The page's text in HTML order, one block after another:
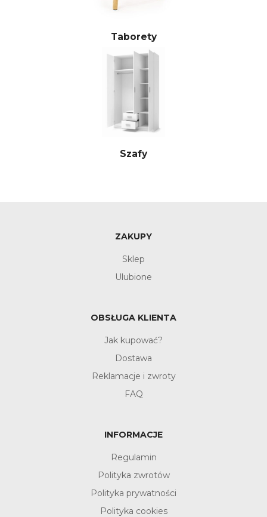
Taborety
Szafy
ZAKUPY
Sklep
Ulubione
OBSŁUGA KLIENTA
Jak kupować?
Dostawa
Reklamacje i zwroty
FAQ
INFORMACJE
Regulamin
Polityka zwrotów
Polityka prywatności
Polityka cookies